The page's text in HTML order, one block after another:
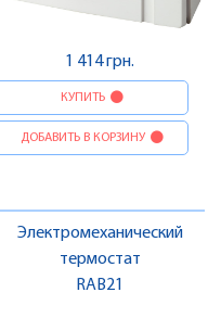
1 414 грн.
КУПИТЬ
ДОБАВИТЬ В КОРЗИНУ
Электромеханический
термостат
RAB21